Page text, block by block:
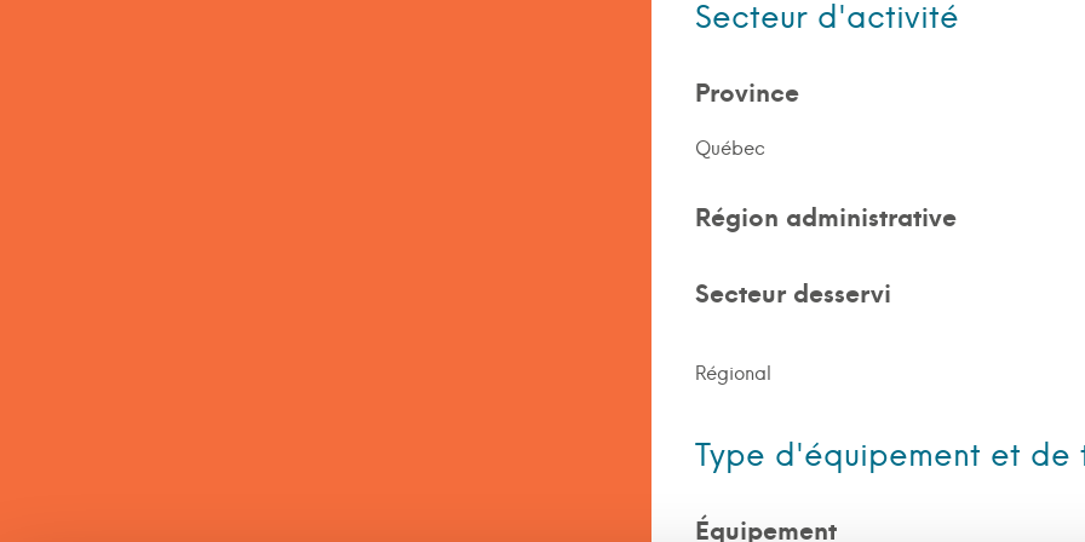
Secteur d'activité
Province
Québec
Région administrative
Secteur desservi
Régional
Type d'équipement et de
Équipement